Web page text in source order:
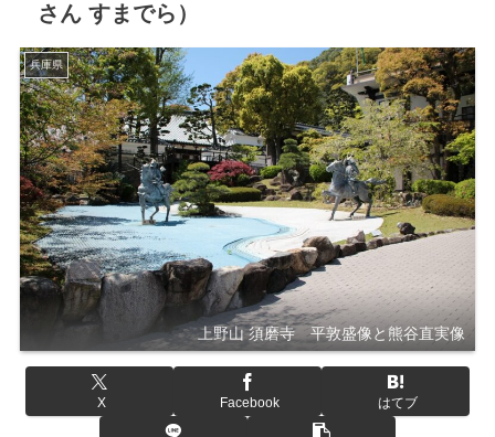
さん すまでら）
兵庫県
上野山 須磨寺 平敦盛像と熊谷直実像
X Facebook はてブ